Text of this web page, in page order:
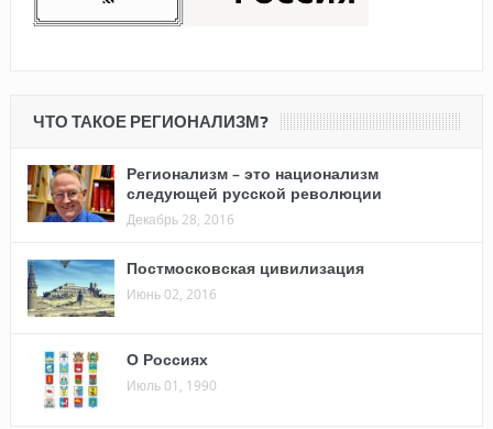
ЧТО ТАКОЕ РЕГИОНАЛИЗМ?
Регионализм – это национализм
следующей русской революции
Декабрь 28, 2016
Постмосковская цивилизация
Июнь 02, 2016
О Россиях
Июль 01, 1990